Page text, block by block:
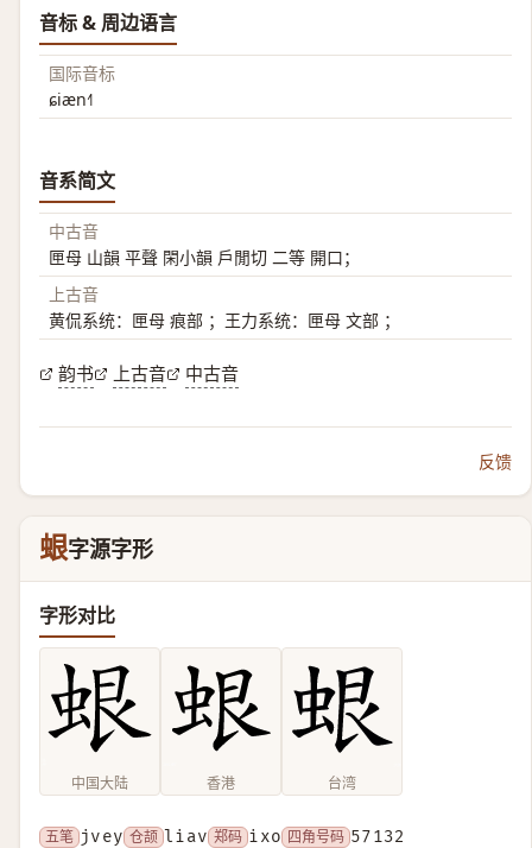
音标 & 周边语言
国际音标
ɕiæn˧˥
音系简文
中古音
匣母 山韻 平聲 閑小韻 戶閒切 二等 開口；
上古音
黄侃系统：匣母 痕部 ；王力系统：匣母 文部 ；
韵书 上古音 中古音
反馈
蛝字源字形
字形对比
中国大陆 香港 台湾
五笔 jvey 仓颉 liav 郑码 ixo 四角号码 57132